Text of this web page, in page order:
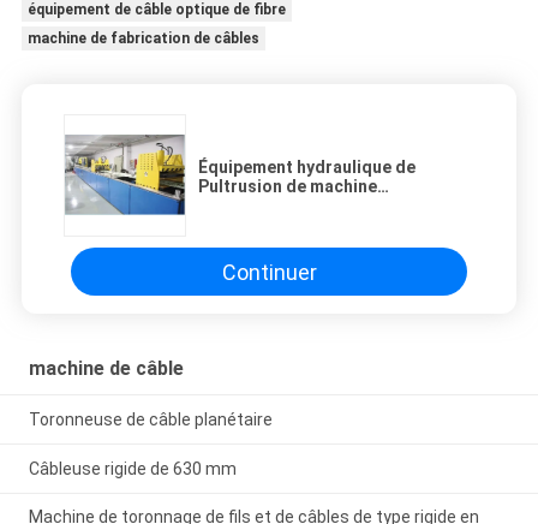
équipement de câble optique de fibre
machine de fabrication de câbles
Équipement hydraulique de
Pultrusion de machine
Continuer
machine de câble
Toronneuse de câble planétaire
Câbleuse rigide de 630 mm
Machine de toronnage de fils et de câbles de type rigide en